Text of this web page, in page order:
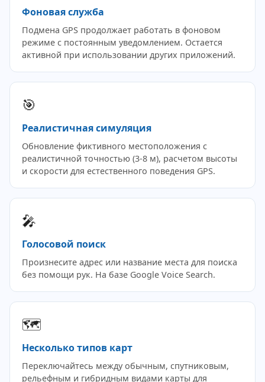
Фоновая служба
Подмена GPS продолжает работать в фоновом
режиме с постоянным уведомлением. Остается
активной при использовании других приложений.
🎯
Реалистичная симуляция
Обновление фиктивного местоположения с
реалистичной точностью (3-8 м), расчетом высоты
и скорости для естественного поведения GPS.
🎤
Голосовой поиск
Произнесите адрес или название места для поиска
без помощи рук. На базе Google Voice Search.
🗺️
Несколько типов карт
Переключайтесь между обычным, спутниковым,
рельефным и гибридным видами карты для